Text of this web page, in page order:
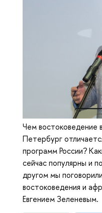
Чем
Петербург
программ России?
сейчас популярны и
другом мы
востоковедения и
Евгением Зеленевым.